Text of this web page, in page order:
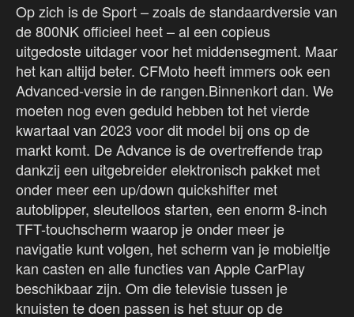
Op zich is de Sport – zoals de standaardversie van
de 800NK officieel heet – al een copieus
uitgedoste uitdager voor het middensegment. Maar
het kan altijd beter. CFMoto heeft immers ook een
Advanced-versie in de rangen.Binnenkort dan. We
moeten nog even geduld hebben tot het vierde
kwartaal van 2023 voor dit model bij ons op de
markt komt. De Advance is de overtreffende trap
dankzij een uitgebreider elektronisch pakket met
onder meer een up/down quickshifter met
autoblipper, sleutelloos starten, een enorm 8-inch
TFT-touchscherm waarop je onder meer je
navigatie kunt volgen, het scherm van je mobieltje
kan casten en alle functies van Apple CarPlay
beschikbaar zijn. Om die televisie tussen je
knuisten te doen passen is het stuur op de